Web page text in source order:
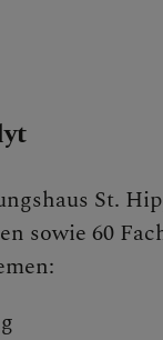
St.
sowie 60